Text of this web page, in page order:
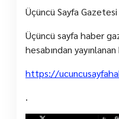
Üçüncü Sayfa
Üçüncü sayfa haber
hesabından
https://
.